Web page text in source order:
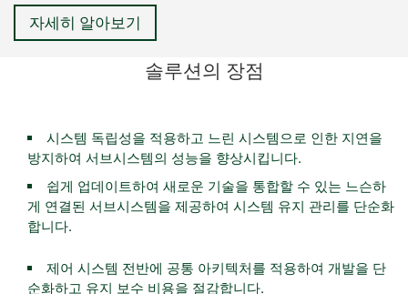
자세히 알아보기​
솔루션의 장점
시스템 독립성을 적용하고 느린 시스템으로 인한 지연을
방지하여 서브시스템의 성능을 향상시킵니다.
쉽게 업데이트하여 새로운 기술을 통합할 수 있는 느슨하
게 연결된 서브시스템을 제공하여 시스템 유지 관리를 단순화
합니다.
제어 시스템 전반에 공통 아키텍처를 적용하여 개발을 단
순화하고 유지 보수 비용을 절감합니다.